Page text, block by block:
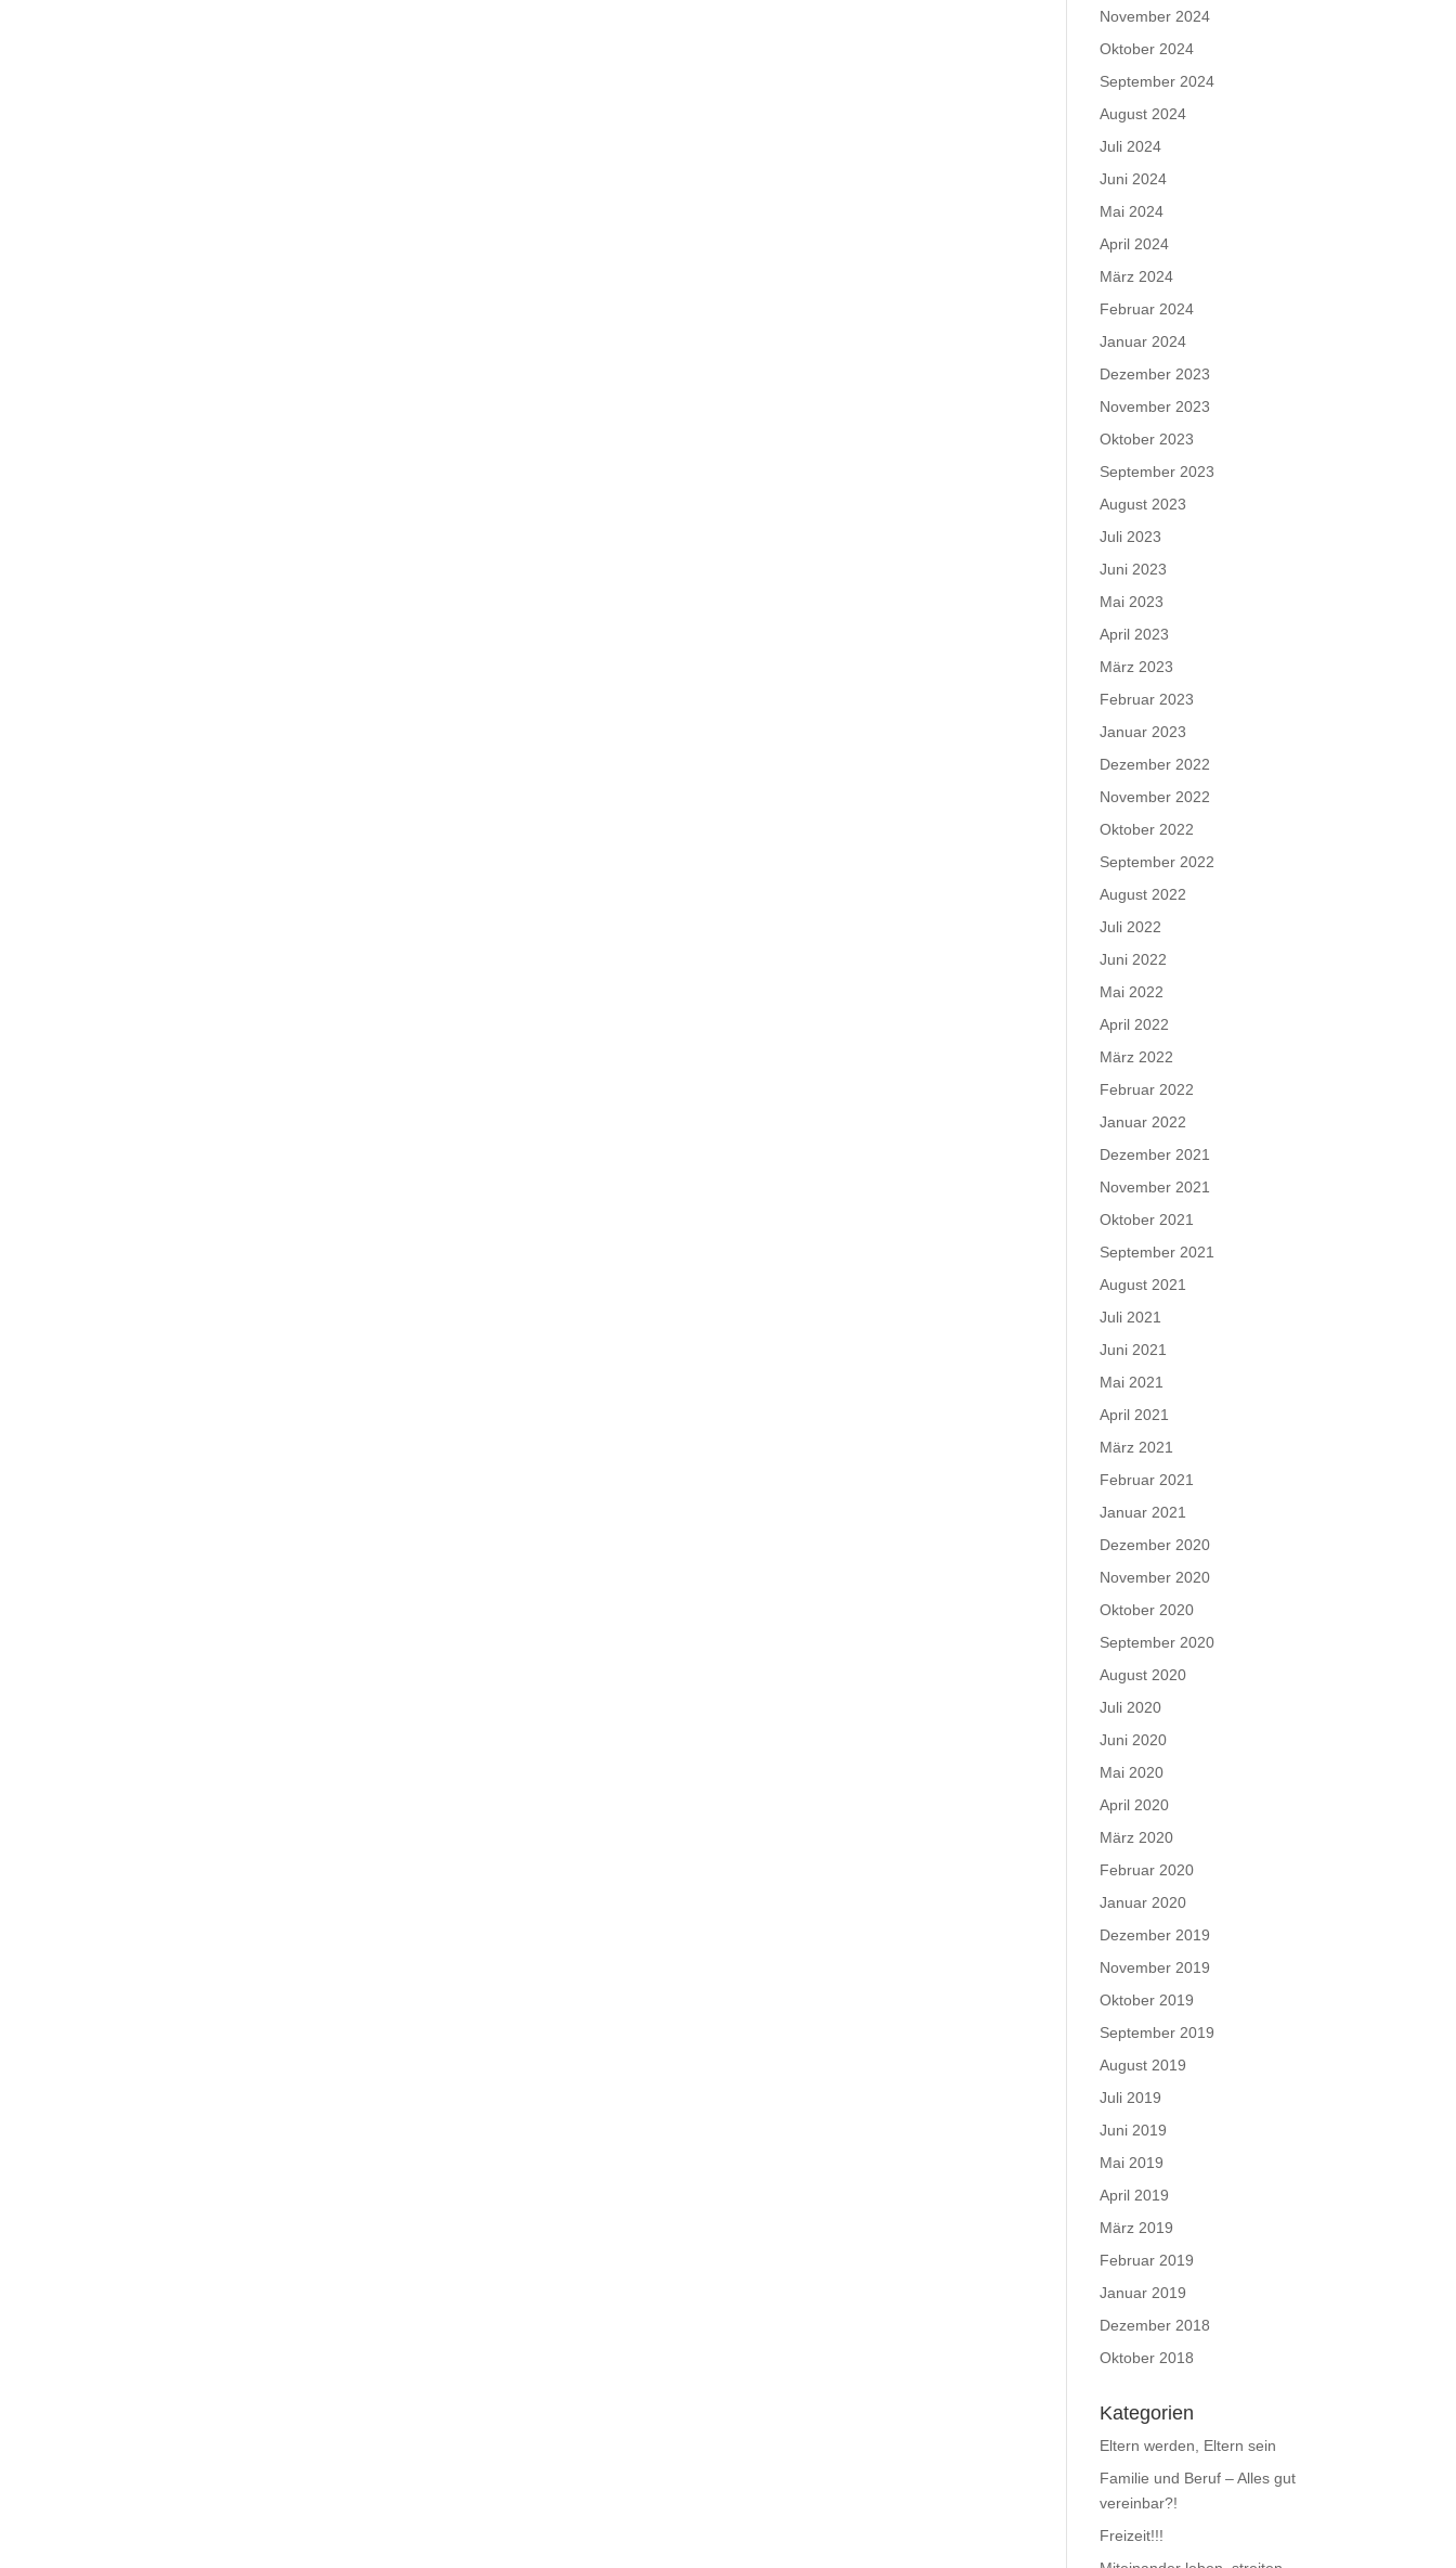
November 2024
Oktober 2024
September 2024
August 2024
Juli 2024
Juni 2024
Mai 2024
April 2024
März 2024
Februar 2024
Januar 2024
Dezember 2023
November 2023
Oktober 2023
September 2023
August 2023
Juli 2023
Juni 2023
Mai 2023
April 2023
März 2023
Februar 2023
Januar 2023
Dezember 2022
November 2022
Oktober 2022
September 2022
August 2022
Juli 2022
Juni 2022
Mai 2022
April 2022
März 2022
Februar 2022
Januar 2022
Dezember 2021
November 2021
Oktober 2021
September 2021
August 2021
Juli 2021
Juni 2021
Mai 2021
April 2021
März 2021
Februar 2021
Januar 2021
Dezember 2020
November 2020
Oktober 2020
September 2020
August 2020
Juli 2020
Juni 2020
Mai 2020
April 2020
März 2020
Februar 2020
Januar 2020
Dezember 2019
November 2019
Oktober 2019
September 2019
August 2019
Juli 2019
Juni 2019
Mai 2019
April 2019
März 2019
Februar 2019
Januar 2019
Dezember 2018
Oktober 2018
Kategorien
Eltern werden, Eltern sein
Familie und Beruf – Alles gut
vereinbar?!
Freizeit!!!